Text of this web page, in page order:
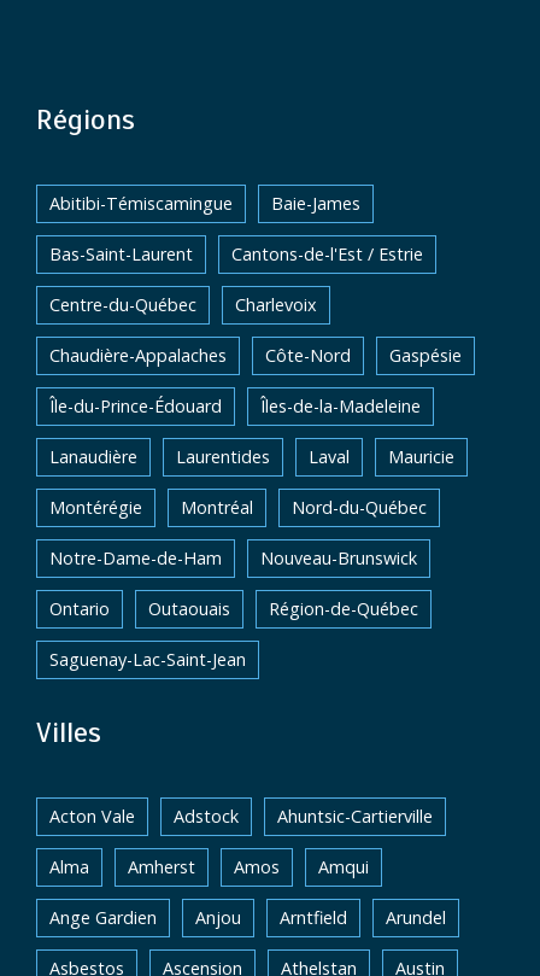
Régions
Abitibi-Témiscamingue Baie-James
Bas-Saint-Laurent Cantons-de-l'Est / Estrie
Centre-du-Québec Charlevoix
Chaudière-Appalaches Côte-Nord Gaspésie
Île-du-Prince-Édouard Îles-de-la-Madeleine
Lanaudière Laurentides Laval Mauricie
Montérégie Montréal Nord-du-Québec
Notre-Dame-de-Ham Nouveau-Brunswick
Ontario Outaouais Région-de-Québec
Saguenay-Lac-Saint-Jean
Villes
Acton Vale Adstock Ahuntsic-Cartierville
Alma Amherst Amos Amqui
Ange Gardien Anjou Arntfield Arundel
Asbestos Ascension Athelstan Austin